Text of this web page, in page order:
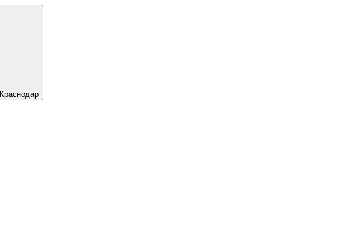
Краснодар